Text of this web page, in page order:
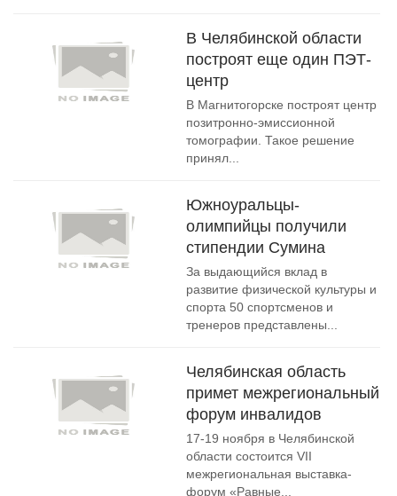
В Челябинской области
построят еще один ПЭТ-
центр
В Магнитогорске построят центр
позитронно-эмиссионной
томографии. Такое решение
принял...
Южноуральцы-
олимпийцы получили
стипендии Сумина
За выдающийся вклад в
развитие физической культуры и
спорта 50 спортсменов и
тренеров представлены...
Челябинская область
примет межрегиональный
форум инвалидов
17-19 ноября в Челябинской
области состоится VII
межрегиональная выставка-
форум «Равные...